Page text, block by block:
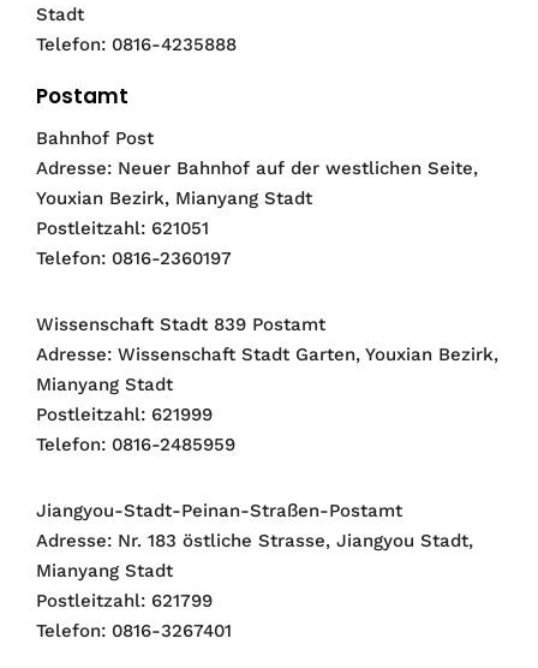
Stadt
Telefon: 0816-4235888
Postamt
Bahnhof Post
Adresse: Neuer Bahnhof auf der westlichen Seite,
Youxian Bezirk, Mianyang Stadt
Postleitzahl: 621051
Telefon: 0816-2360197
Wissenschaft Stadt 839 Postamt
Adresse: Wissenschaft Stadt Garten, Youxian Bezirk,
Mianyang Stadt
Postleitzahl: 621999
Telefon: 0816-2485959
Jiangyou-Stadt-Peinan-Straßen-Postamt
Adresse: Nr. 183 östliche Strasse, Jiangyou Stadt,
Mianyang Stadt
Postleitzahl: 621799
Telefon: 0816-3267401